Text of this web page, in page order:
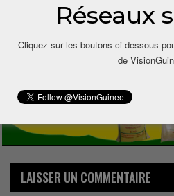
Share
LAISSER UN COMMENTAIRE
Réseaux
Cliquez sur les boutons ci-dessous
de